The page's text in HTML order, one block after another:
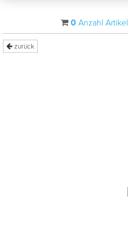
0 Anzahl Artikel
zurück